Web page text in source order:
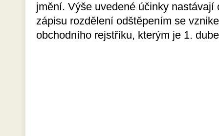
jmění. Výše uvedené účinky nastávají
zápisu rozdělení odštěpením se
obchodního rejstříku, kterým je 1.